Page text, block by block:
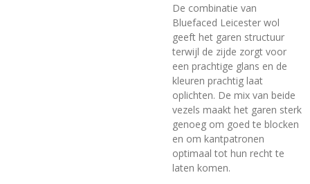
De combinatie van
Bluefaced Leicester wol
geeft het garen structuur
terwijl de zijde zorgt voor
een prachtige glans en de
kleuren prachtig laat
oplichten. De mix van beide
vezels maakt het garen sterk
genoeg om goed te blocken
en om kantpatronen
optimaal tot hun recht te
laten komen.